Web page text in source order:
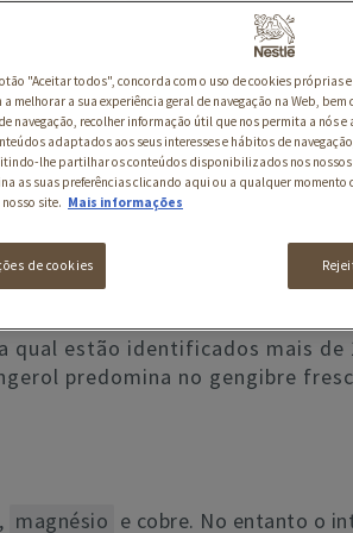
E COMO
uma das especiarias mais
qual estão identificados mais
predomina no gengibre
, magnésio e cobre. No entanto o
"Aceitar todos", concorda com o uso de cookies próprias
melhorar a sua experiência geral de navegação na Web,
navegação, recolher informação útil que nos permita a nós
adaptados aos seus interesses e hábitos de
lhe partilhar os conteúdos disponibilizados nos nossos
as suas preferências clicando aqui ou a qualquer
site. Mais informações
de cookies